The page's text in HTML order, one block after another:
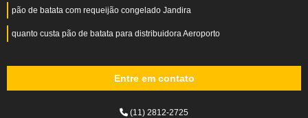
pão de batata com requeijão congelado Jandira
quanto custa pão de batata para distribuidora Aeroporto
Entre em contato
(11) 2812-2725